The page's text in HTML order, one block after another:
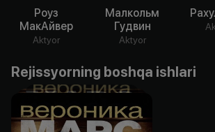
Роуз
МакАйвер
Aktyor
Малкольм
Гудвин
Aktyor
Rejissyorning boshqa ishlari